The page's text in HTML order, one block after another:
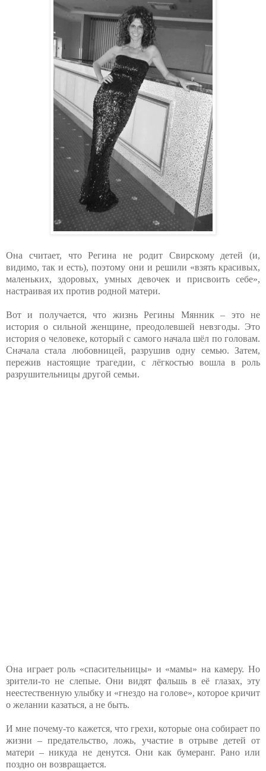
Она считает, что Регина не родит Свирскому детей (и,
видимо, так и есть), поэтому они и решили «взять красивых,
маленьких, здоровых, умных девочек и присвоить себе»,
настраивая их против родной матери.
Вот и получается, что жизнь Регины Мянник – это не
история о сильной женщине, преодолевшей невзгоды. Это
история о человеке, который с самого начала шёл по головам.
Сначала стала любовницей, разрушив одну семью. Затем,
пережив настоящие трагедии, с лёгкостью вошла в роль
разрушительницы другой семьи.
Она играет роль «спасительницы» и «мамы» на камеру. Но
зрители-то не слепые. Они видят фальшь в её глазах, эту
неестественную улыбку и «гнездо на голове», которое кричит
о желании казаться, а не быть.
И мне почему-то кажется, что грехи, которые она собирает по
жизни – предательство, ложь, участие в отрыве детей от
матери – никуда не денутся. Они как бумеранг. Рано или
поздно он возвращается.